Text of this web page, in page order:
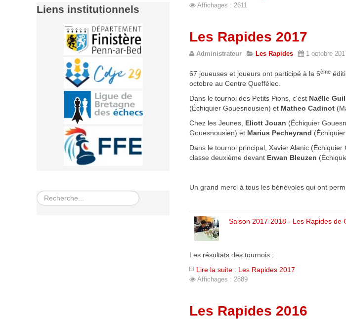
Affichages : 2611
Les Rapides 2017
Administrateur Les Rapides 1 octobre
67 joueuses et joueurs ont participé à la 6ème
octobre au Centre Queffélec.
Dans le tournoi des Petits Pions, c'est Naëlle
(Échiquier Gouesnousien) et Matheo Cadinot
Chez les Jeunes, Eliott Jouan (Échiquier
Gouesnousien) et Marius Pecheyrand
Dans le tournoi principal, Xavier Alanic
classe deuxième devant Erwan Bleuzen
Un grand merci à tous les bénévoles qui ont
Saison 2017-2018 - Les Rapides de
Les résultats des tournois :
Lire la suite : Les Rapides 2017
Affichages : 2889
Les Rapides 2016
Liens institutionnels
Rechercher